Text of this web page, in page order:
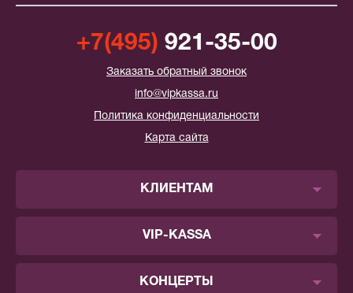
+7(495) 921-35-00
Заказать обратный звонок
info@vipkassa.ru
Политика конфиденциальности
Карта сайта
КЛИЕНТАМ
VIP-KASSA
КОНЦЕРТЫ